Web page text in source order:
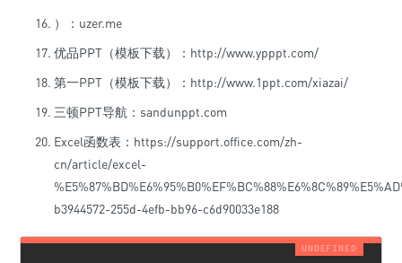
）：uzer.me
优品PPT（模板下载）：http://www.ypppt.com/
第一PPT（模板下载）：http://www.1ppt.com/xiazai/
三顿PPT导航：sandunppt.com
Excel函数表：https://support.office.com/zh-
cn/article/excel-
b3944572-255d-4efb-bb96-c6d90033e188